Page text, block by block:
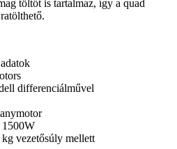
töltőt is tartalmaz, így a quad
differenciálművel
1500W
vezetősúly mellett